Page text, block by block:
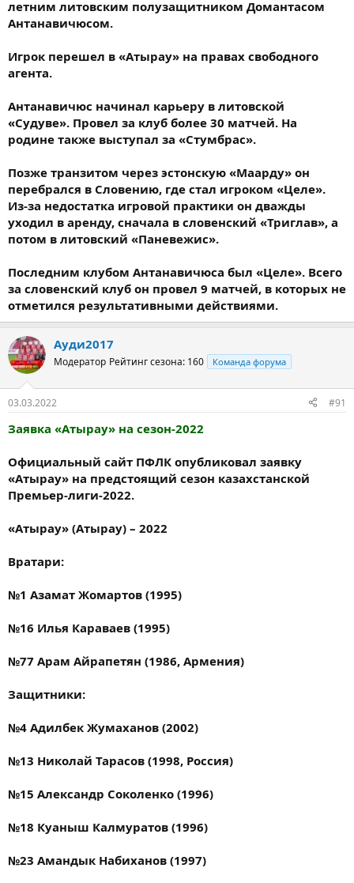
летним литовским полузащитником Домантасом
Антанавичюсом.
Игрок перешел в «Атырау» на правах свободного
агента.
Антанавичюс начинал карьеру в литовской
«Судуве». Провел за клуб более 30 матчей. На
родине также выступал за «Стумбрас».
Позже транзитом через эстонскую «Маарду» он
перебрался в Словению, где стал игроком «Целе».
Из-за недостатка игровой практики он дважды
уходил в аренду, сначала в словенский «Триглав», а
потом в литовский «Паневежис».
Последним клубом Антанавичюса был «Целе». Всего
за словенский клуб он провел 9 матчей, в которых не
отметился результативными действиями.
Ауди2017
Модератор Рейтинг сезона: 160 Команда форума
03.03.2022 #91
Заявка «Атырау» на сезон-2022
Официальный сайт ПФЛК опубликовал заявку
«Атырау» на предстоящий сезон казахстанской
Премьер-лиги-2022.
«Атырау» (Атырау) – 2022
Вратари:
№1 Азамат Жомартов (1995)
№16 Илья Караваев (1995)
№77 Арам Айрапетян (1986, Армения)
Защитники:
№4 Адилбек Жумаханов (2002)
№13 Николай Тарасов (1998, Россия)
№15 Александр Соколенко (1996)
№18 Куаныш Калмуратов (1996)
№23 Амандык Набиханов (1997)